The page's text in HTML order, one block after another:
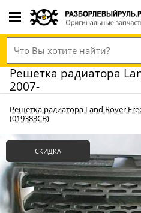
Решетка радиатора
2007-
Решетка радиатора Land Rover
(019383СВ)
СКИДКА